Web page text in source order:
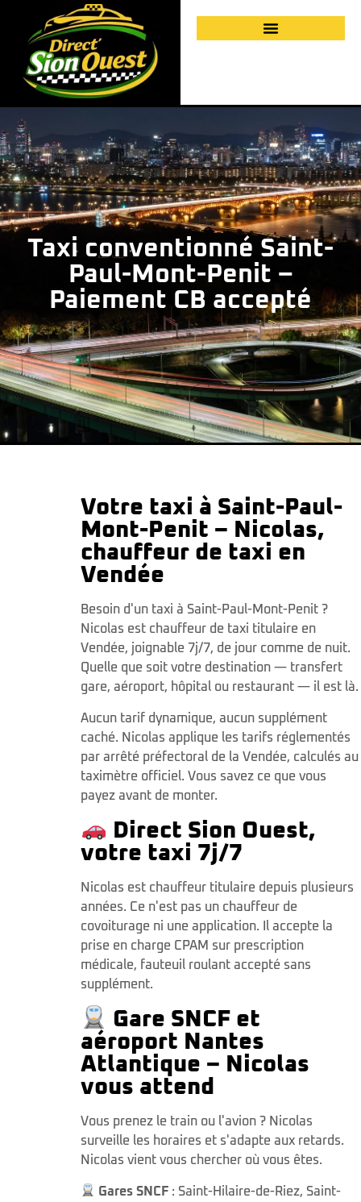
Taxi conventionné Saint-
Paul-Mont-Penit –
Paiement CB accepté
Votre taxi à Saint-Paul-
Mont-Penit – Nicolas,
chauffeur de taxi en
Vendée
Besoin d'un taxi à Saint-Paul-Mont-Penit ?
Nicolas est chauffeur de taxi titulaire en
Vendée, joignable 7j/7, de jour comme de nuit.
Quelle que soit votre destination — transfert
gare, aéroport, hôpital ou restaurant — il est là.
Aucun tarif dynamique, aucun supplément
caché. Nicolas applique les tarifs réglementés
par arrêté préfectoral de la Vendée, calculés au
taximètre officiel. Vous savez ce que vous
payez avant de monter.
Direct Sion Ouest,
votre taxi 7j/7
Nicolas est chauffeur titulaire depuis plusieurs
années. Ce n'est pas un chauffeur de
covoiturage ni une application. Il accepte la
prise en charge CPAM sur prescription
médicale, fauteuil roulant accepté sans
supplément.
Gare SNCF et
aéroport Nantes
Atlantique – Nicolas
vous attend
Vous prenez le train ou l'avion ? Nicolas
surveille les horaires et s'adapte aux retards.
Nicolas vient vous chercher où vous êtes.
Gares SNCF : Saint-Hilaire-de-Riez, Saint-